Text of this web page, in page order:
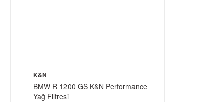
K&N
BMW R 1200 GS K&N Performance
Yağ Filtresi